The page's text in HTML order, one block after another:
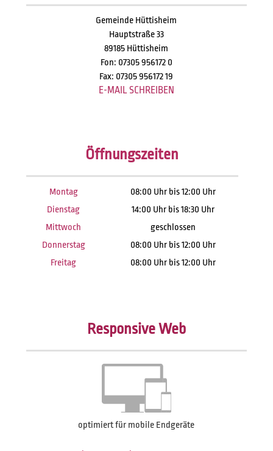
Gemeinde Hüttisheim
Hauptstraße 33
89185 Hüttisheim
Fon: 07305 956172 0
Fax: 07305 956172 19
E-MAIL SCHREIBEN
Öffnungszeiten
Montag
08:00 Uhr bis 12:00 Uhr
Dienstag
14:00 Uhr bis 18:30 Uhr
Mittwoch
geschlossen
Donnerstag
08:00 Uhr bis 12:00 Uhr
Freitag
08:00 Uhr bis 12:00 Uhr
Responsive Web
optimiert für mobile Endgeräte